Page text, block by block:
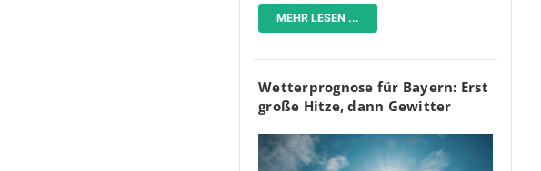
MEHR LESEN ...
Wetterprognose für Bayern: Erst
große Hitze, dann Gewitter